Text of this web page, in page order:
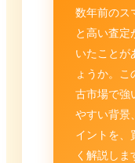
数年前のス
と高い査定
いたことが
ょうか。
古市場で強
やすい背景
イントを、
く解説しま